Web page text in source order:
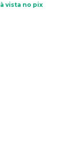
à vista no pix